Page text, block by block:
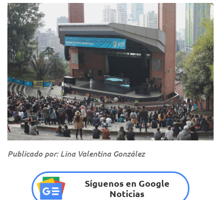
Publicado por: Lina Valentina González
Síguenos en Google
Noticias